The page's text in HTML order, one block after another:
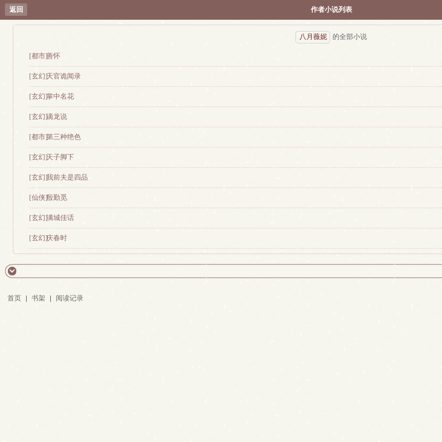
返回 作者小说列表
八月薇妮 的全部小说
[都市]善怀
[玄幻]天官诡闻录
[玄幻]掌中名花
[玄幻]谪龙说
[都市]第三种绝色
[玄幻]天子脚下
[玄幻]我前夫是四品
[仙侠]殷勤觅
[玄幻]满城佳话
[玄幻]庆春时
首页 书架 阅读记录